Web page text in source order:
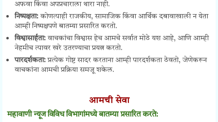
अफवा किंवा अपप्रचाराला थारा नाही.
निष्पक्षता: कोणत्याही राजकीय, सामाजिक किंवा आर्थिक दबावाखाली न येता
आम्ही निष्पक्षपणे बातम्या प्रसारित करतो.
विश्वासार्हता: वाचकांचा विश्वास हेच आमचे सर्वात मोठे यश आहे, आणि आम्ही
नेहमीच त्यावर खरे उतरण्याचा प्रयत्न करतो.
पारदर्शकता: प्रत्येक गोष्ट सादर करताना आम्ही पारदर्शकता ठेवतो, जेणेकरून
वाचकांना आमची प्रक्रिया समजू शकेल.
आमची सेवा
महावाणी न्यूज विविध विभागांमध्ये बातम्या प्रसारित करते: